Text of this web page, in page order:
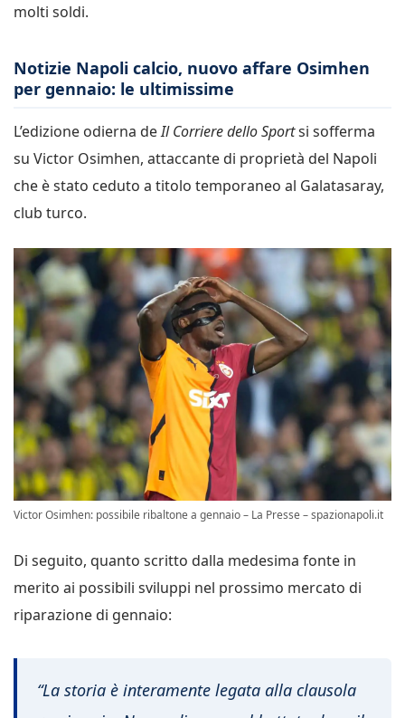
molti soldi.
Notizie Napoli calcio, nuovo affare Osimhen
per gennaio: le ultimissime
L’edizione odierna deIl Corriere dello Sportsi sofferma
su Victor Osimhen, attaccante di proprietà del Napoli
che è stato ceduto a titolo temporaneo al Galatasaray,
club turco.
Victor Osimhen: possibile ribaltone a gennaio – La Presse – spazionapoli.it
Di seguito, quanto scritto dalla medesima fonte in
merito ai possibili sviluppi nel prossimo mercato di
riparazione di gennaio:
“La storia è interamente legata alla clausola